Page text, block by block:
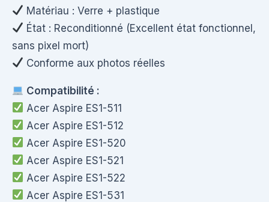
Matériau : Verre + plastique
État : Reconditionné (Excellent état fonctionnel,
sans pixel mort)
Conforme aux photos réelles
Compatibilité :
Acer Aspire ES1-511
Acer Aspire ES1-512
Acer Aspire ES1-520
Acer Aspire ES1-521
Acer Aspire ES1-522
Acer Aspire ES1-531